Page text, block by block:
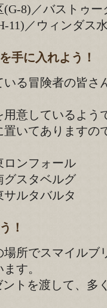
8)／バストゥー
／ウィンダス
手に入れよう！
いる冒険者の皆さ
意しているよう
いてありますの
ンフォール
スタベルグ
ルタバルタ
！
所でスマイルブ
す。
トを渡して、多